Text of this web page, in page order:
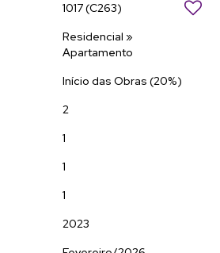
1017(C263)
Residencial »
Apartamento
Início das Obras (20%)
2
1
1
1
2023